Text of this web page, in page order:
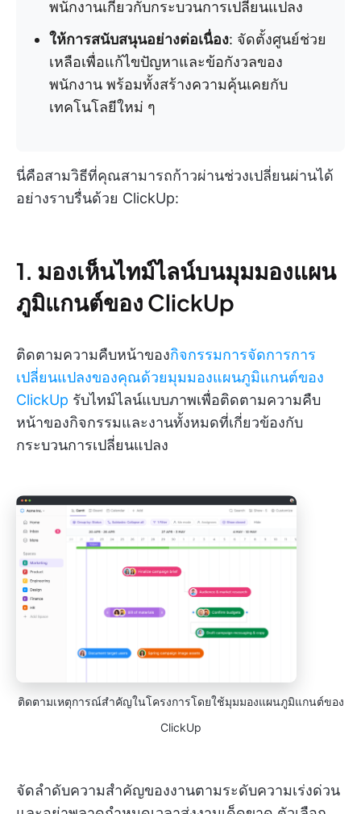
พนักงานเกี่ยวกับกระบวนการเปลี่ยนแปลง
ให้การสนับสนุนอย่างต่อเนื่อง: จัดตั้งศูนย์ช่วย
เหลือเพื่อแก้ไขปัญหาและข้อกังวลของ
พนักงาน พร้อมทั้งสร้างความคุ้นเคยกับ
เทคโนโลยีใหม่ ๆ
นี่คือสามวิธีที่คุณสามารถก้าวผ่านช่วงเปลี่ยนผ่านได้
อย่างราบรื่นด้วย ClickUp:
1. มองเห็นไทม์ไลน์บนมุมมองแผน
ภูมิแกนต์ของ ClickUp
ติดตามความคืบหน้าของกิจกรรมการจัดการการ
เปลี่ยนแปลงของคุณด้วยมุมมองแผนภูมิแกนต์ของ
ClickUp รับไทม์ไลน์แบบภาพเพื่อติดตามความคืบ
หน้าของกิจกรรมและงานทั้งหมดที่เกี่ยวข้องกับ
กระบวนการเปลี่ยนแปลง
ติดตามเหตุการณ์สำคัญในโครงการโดยใช้มุมมองแผนภูมิแกนต์ของ
ClickUp
จัดลำดับความสำคัญของงานตามระดับความเร่งด่วน